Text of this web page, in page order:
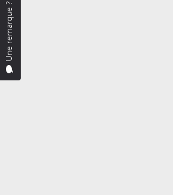
Une remarque ?